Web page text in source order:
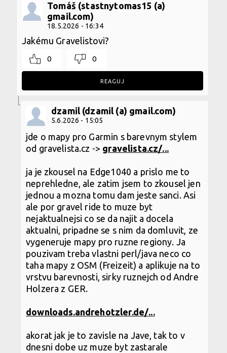
Tomáš (stastnytomas15 (a)
gmail.com)
18.5.2026 - 16:34
Jakému Gravelistovi?
0 0
REAGUJ
dzamil (dzamil (a) gmail.com)
5.6.2026 - 15:05
jde o mapy pro Garmin s barevnym stylem
od gravelista.cz -> gravelista.cz/...
ja je zkousel na Edge1040 a prislo me to
neprehledne, ale zatim jsem to zkousel jen
jednou a mozna tomu dam jeste sanci. Asi
ale por gravel ride to muze byt
nejaktualnejsi co se da najit a docela
aktualni, pripadne se s nim da domluvit, ze
vygeneruje mapy pro ruzne regiony. Ja
pouzivam treba vlastni perl/java neco co
taha mapy z OSM (Freizeit) a aplikuje na to
vrstvu barevnosti, sirky ruznejch od Andre
Holzera z GER.
downloads.andrehotzler.de/...
akorat jak je to zavisle na Jave, tak to v
dnesni dobe uz muze byt zastarale